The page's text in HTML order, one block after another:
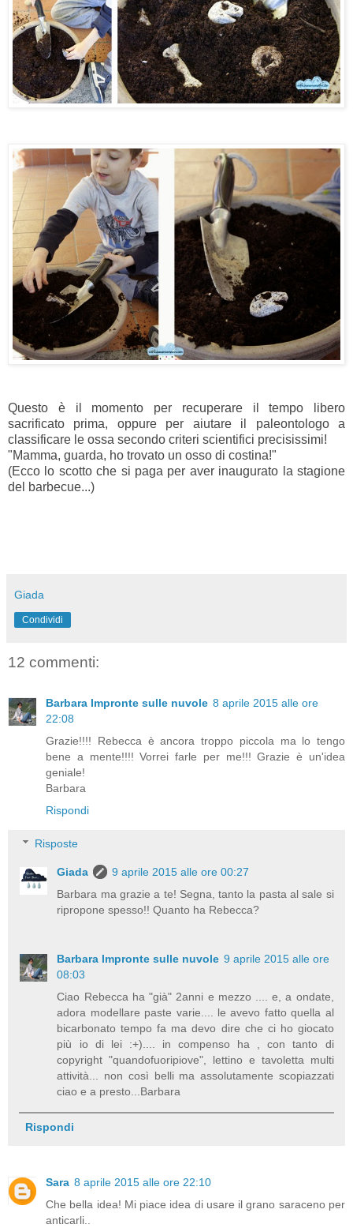
Questo è il momento per recuperare il tempo libero
sacrificato prima, oppure per aiutare il paleontologo a
classificare le ossa secondo criteri scientifici precisissimi!
"Mamma, guarda, ho trovato un osso di costina!"
(Ecco lo scotto che si paga per aver inaugurato la stagione
del barbecue...)
Giada
Condividi
12 commenti:
Barbara Impronte sulle nuvole 8 aprile 2015 alle ore
22:08
Grazie!!!! Rebecca è ancora troppo piccola ma lo tengo
bene a mente!!!! Vorrei farle per me!!! Grazie è un'idea
geniale!
Barbara
Rispondi
Risposte
Giada
9 aprile 2015 alle ore 00:27
Barbara ma grazie a te! Segna, tanto la pasta al sale si
ripropone spesso!! Quanto ha Rebecca?
Barbara Impronte sulle nuvole 9 aprile 2015 alle ore
08:03
Ciao Rebecca ha "già" 2anni e mezzo .... e, a ondate,
adora modellare paste varie.... le avevo fatto quella al
bicarbonato tempo fa ma devo dire che ci ho giocato
più io di lei :+).... in compenso ha , con tanto di
copyright "quandofuoripiove", lettino e tavoletta multi
attività... non così belli ma assolutamente scopiazzati
ciao e a presto...Barbara
Rispondi
Sara 8 aprile 2015 alle ore 22:10
Che bella idea! Mi piace idea di usare il grano saraceno per
anticarli..